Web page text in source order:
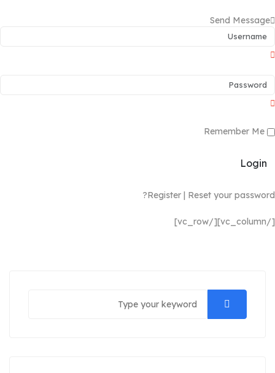
Send Message
Login
Register | Reset your password?
[/vc_column][/vc_row]